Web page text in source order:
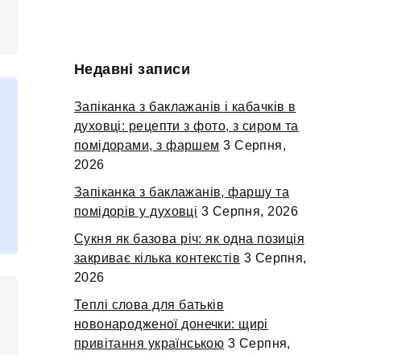
Недавні записи
Запіканка з баклажанів і кабачків в
духовці: рецепти з фото, з сиром та
помідорами, з фаршем 3 Серпня,
2026
Запіканка з баклажанів, фаршу та
помідорів у духовці 3 Серпня, 2026
Сукня як базова річ: як одна позиція
закриває кілька контекстів 3 Серпня,
2026
Теплі слова для батьків
новонародженої донечки: щирі
привітання українською 3 Серпня,